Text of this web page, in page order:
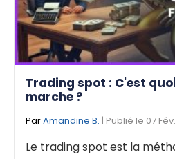
Trading spot : C'est
marche ?
ParAmandine B. | Publié le 07
Le trading spot est la